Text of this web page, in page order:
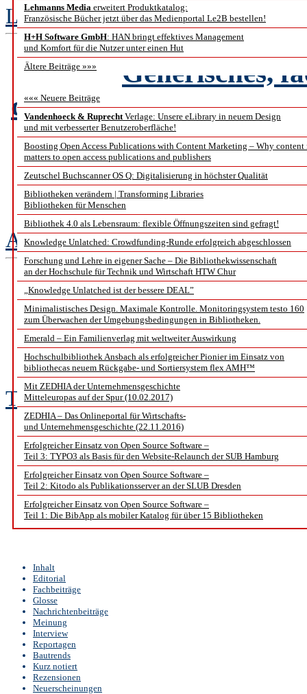
Lehmanns Media erweitert Produktkatalog:
Französische Bücher jetzt über das Medienportal Le2B bestellen!
H+H Software GmbH: HAN bringt effektives Management
und Komfort für die Nutzer unter einen Hut
Ältere Beiträge »»»
««« Neuere Beiträge
Vandenhoeck & RuprechtVerlage: Unsere eLibrary in neuem Design
und mit verbesserter Benutzeroberfläche!
Boosting Open Access Publications with Content Marketing – Why content
matters to open access publications and publishers
Zeutschel Buchscanner OS Q: Digitalisierung in höchster Qualität
Bibliotheken verändern | Transforming Libraries
Bibliotheken für Menschen
Bibliothek 4.0 als Lebensraum: flexible Öffnungszeiten sind gefragt!
Knowledge Unlatched: Crowdfunding-Runde erfolgreich abgeschlossen
Forschung und Lehre in eigener Sache – Die Bibliothekwissenschaft
an der Hochschule für Technik und Wirtschaft HTW Chur
„Knowledge Unlatched ist der bessere DEAL”
Minimalistisches Design. Maximale Kontrolle. Monitoringsystem testo 160
zum Überwachen der Umgebungsbedingungen in Bibliotheken.
Emerald – Ein Familienverlag mit weltweiter Auswirkung
Hochschulbibliothek Ansbach als erfolgreicher Pionier im Einsatz von
bibliothecas neuem Rückgabe- und Sortiersystem flex AMH™
Mit ZEDHIA der Unternehmensgeschichte
Mitteleuropas auf der Spur (10.02.2017)
ZEDHIA – Das Onlineportal für Wirtschafts-
und Unternehmensgeschichte (22.11.2016)
Erfolgreicher Einsatz von Open Source Software –
Teil 3: TYPO3 als Basis für den Website-Relaunch der SUB Hamburg
Erfolgreicher Einsatz von Open Source Software –
Teil 2: Kitodo als Publikationsserver an der SLUB Dresden
Erfolgreicher Einsatz von Open Source Software –
Teil 1: Die BibApp als mobiler Katalog für über 15 Bibliotheken
Inhalt
Editorial
Fachbeiträge
Glosse
Nachrichtenbeiträge
Meinung
Interview
Reportagen
Bautrends
Kurz notiert
Rezensionen
Neuerscheinungen
Ludger Syré
Generisches,
disziplinübergreifendes
Beispiel: FDM der
Annette Strauch
Zwischen DEAL,
Aktuelle
Thomas Mutschler